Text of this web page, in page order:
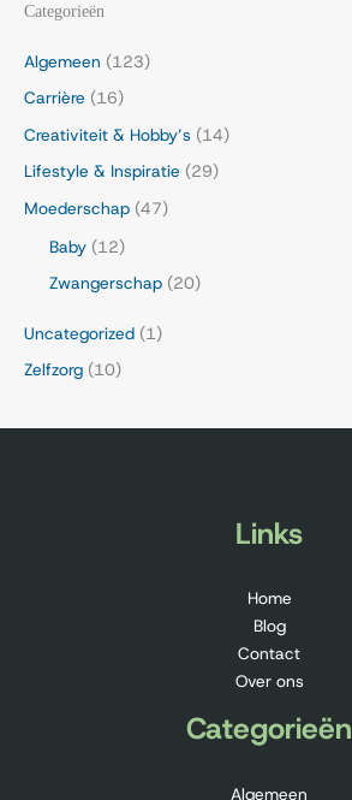
Categorieën
Algemeen (123)
Carrière (16)
Creativiteit & Hobby’s (14)
Lifestyle & Inspiratie (29)
Moederschap (47)
Baby(12)
Zwangerschap(20)
Uncategorized (1)
Zelfzorg (10)
Links
Home
Blog
Contact
Over ons
Categorieën
Algemeen